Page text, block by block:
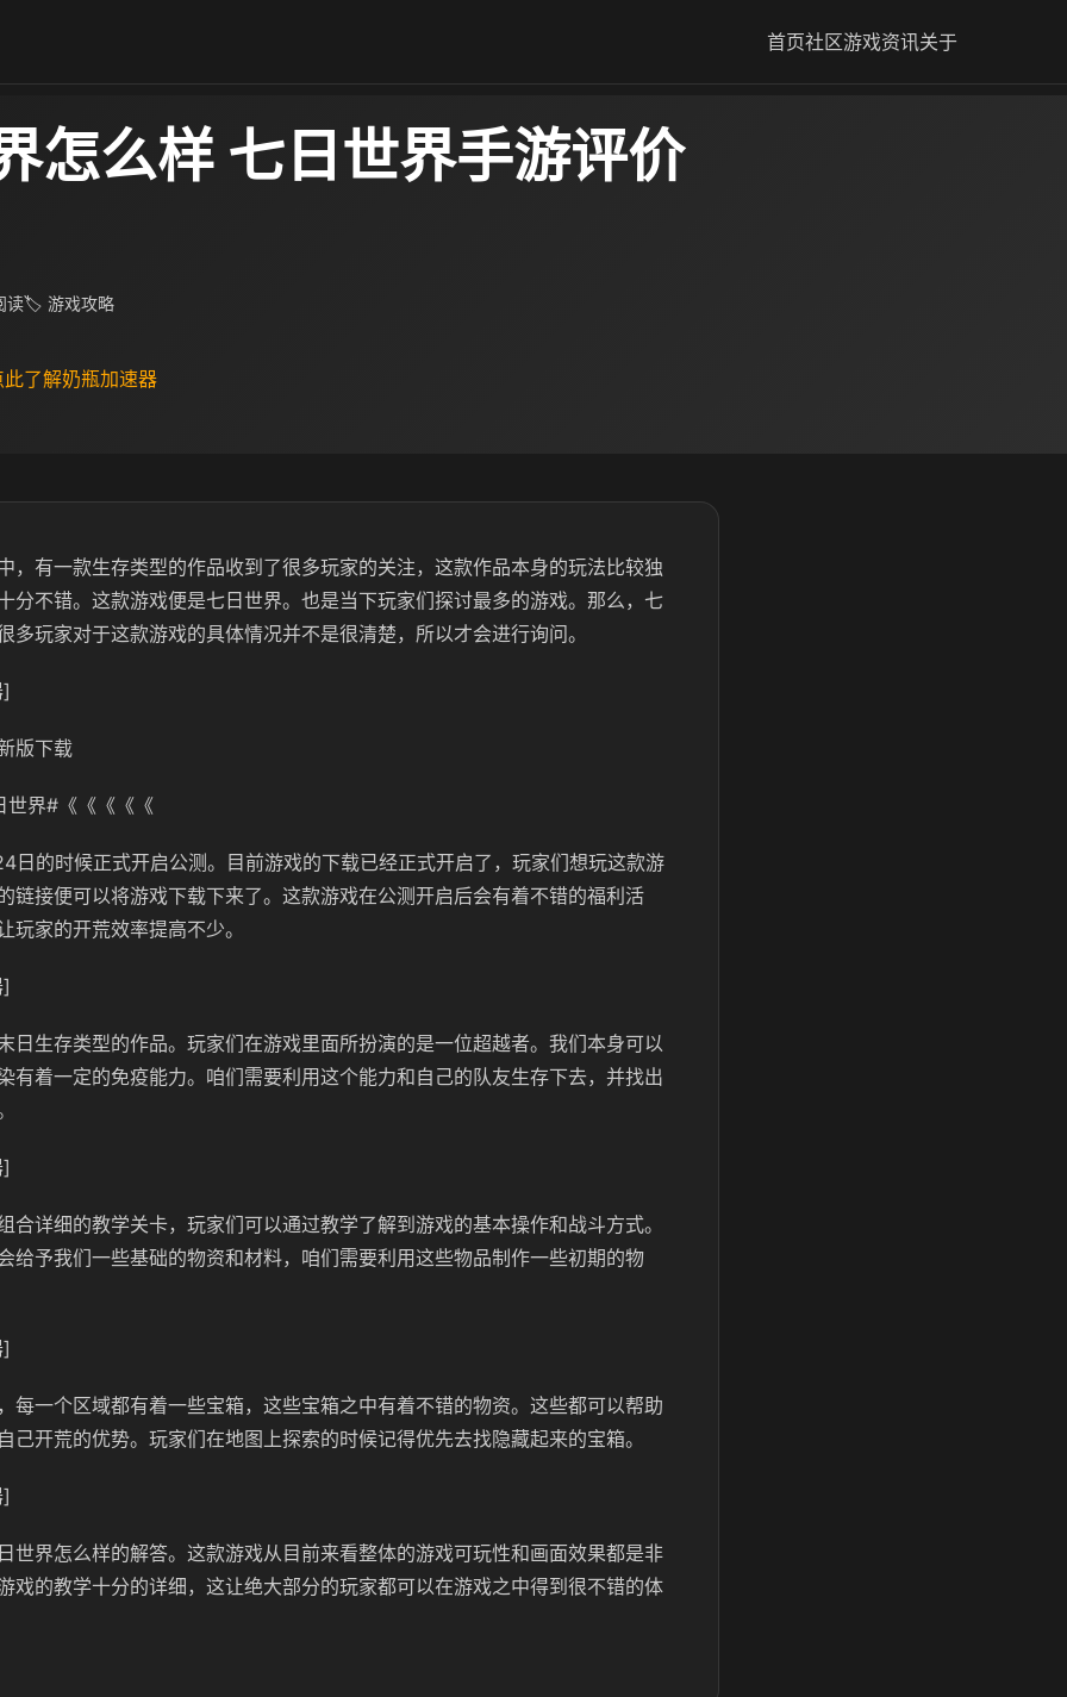
首页社区游戏资讯关于
怎么样 七日世界手游评价
读🏷 游戏攻略
了解奶瓶加速器
，有一款生存类型的作品收到了很多玩家的关注，这款作品本身的玩法比较独
分不错。这款游戏便是七日世界。也是当下玩家们探讨最多的游戏。那么，七
多玩家对于这款游戏的具体情况并不是很清楚，所以才会进行询问。
版下载
世界#《《《《《
日的时候正式开启公测。目前游戏的下载已经正式开启了，玩家们想玩这款游
链接便可以将游戏下载下来了。这款游戏在公测开启后会有着不错的福利活
玩家的开荒效率提高不少。
日生存类型的作品。玩家们在游戏里面所扮演的是一位超越者。我们本身可以
有着一定的免疫能力。咱们需要利用这个能力和自己的队友生存下去，并找出
合详细的教学关卡，玩家们可以通过教学了解到游戏的基本操作和战斗方式。
给予我们一些基础的物资和材料，咱们需要利用这些物品制作一些初期的物
每一个区域都有着一些宝箱，这些宝箱之中有着不错的物资。这些都可以帮助
己开荒的优势。玩家们在地图上探索的时候记得优先去找隐藏起来的宝箱。
世界怎么样的解答。这款游戏从目前来看整体的游戏可玩性和画面效果都是非
戏的教学十分的详细，这让绝大部分的玩家都可以在游戏之中得到很不错的体